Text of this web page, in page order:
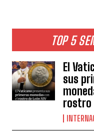
TOP 5
El
sus
rostro